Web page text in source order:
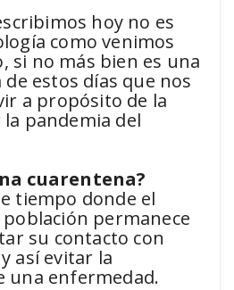
hoy no es
como venimos
si no más bien es una
estos días que nos
a propósito de la
pandemia del
cuarentena?
tiempo donde el
permanece
su contacto con
así evitar la
una enfermedad.